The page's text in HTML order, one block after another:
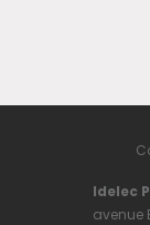
Idelec
avenue